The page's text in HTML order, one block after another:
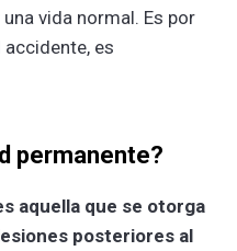
vida normal. Es por
es
permanente?
aquella que se otorga
posteriores al